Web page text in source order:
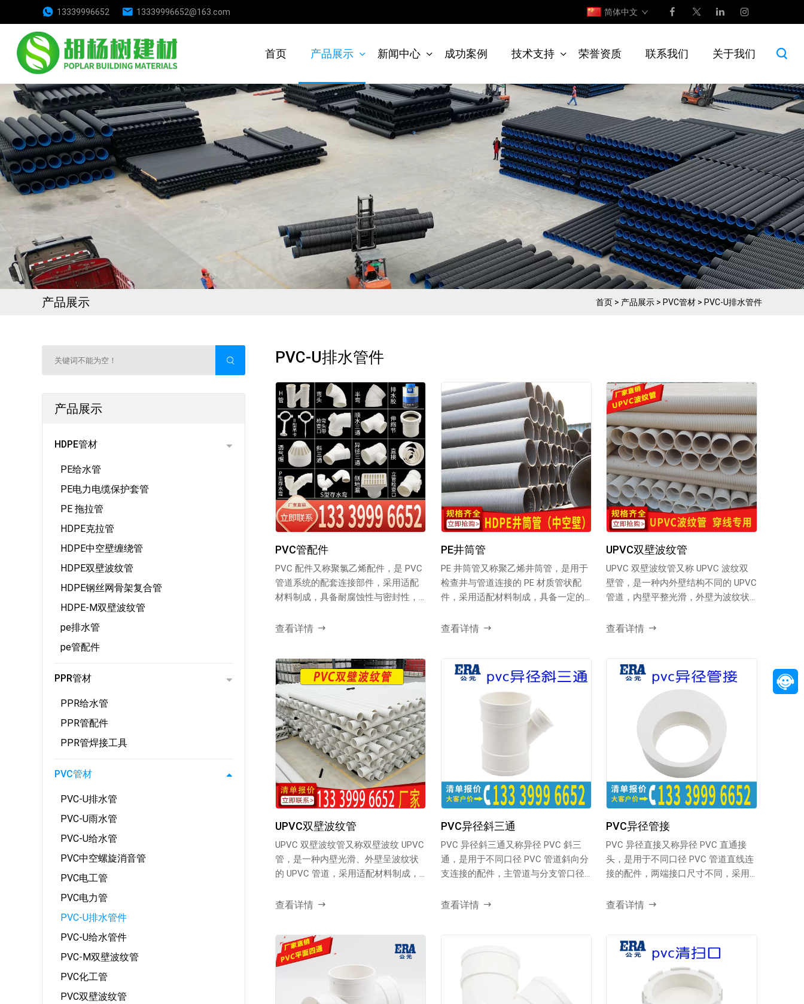
13339996652 13339996652@163.com 简体中文
首页 产品展示 新闻中心 成功案例 技术支持 荣誉资质 联系我们 关于我们
产品展示 首页 > 产品展示 > PVC管材 > PVC-U排水管件
产品展示
HDPE管材
PE给水管
PE电力电缆保护套管
PE 拖拉管
HDPE克拉管
HDPE中空壁缠绕管
HDPE双壁波纹管
HDPE钢丝网骨架复合管
HDPE-M双壁波纹管
pe排水管
pe管配件
PPR管材
PPR给水管
PPR管配件
PPR管焊接工具
PVC管材
PVC-U排水管
PVC-U雨水管
PVC-U给水管
PVC中空螺旋消音管
PVC电工管
PVC电力管
PVC-U排水管件
PVC-U给水管件
PVC-M双壁波纹管
PVC化工管
PVC双壁波纹管
PVC-U排水管件
PVC管配件
PVC 配件又称聚氯乙烯配件，是 PVC
管道系统的配套连接部件，采用适配
材料制成，具备耐腐蚀性与密封性，
查看详情
PE井筒管
PE 井筒管又称聚乙烯井筒管，是用于
检查井与管道连接的 PE 材质管状配
件，采用适配材料制成，具备一定的
查看详情
UPVC双壁波纹管
UPVC 双壁波纹管又称 UPVC 波纹双
壁管，是一种内外壁结构不同的 UPVC
管道，内壁平整光滑，外壁为波纹状
查看详情
UPVC双壁波纹管
UPVC 双壁波纹管又称双壁波纹 UPVC
管，是一种内壁光滑、外壁呈波纹状
的 UPVC 管道，采用适配材料制成，
查看详情
PVC异径斜三通
PVC 异径斜三通又称异径 PVC 斜三
通，是用于不同口径 PVC 管道斜向分
支连接的配件，主管道与分支管口径
查看详情
PVC异径管接
PVC 异径直接又称异径 PVC 直通接
头，是用于不同口径 PVC 管道直线连
接的配件，两端接口尺寸不同，采用
查看详情